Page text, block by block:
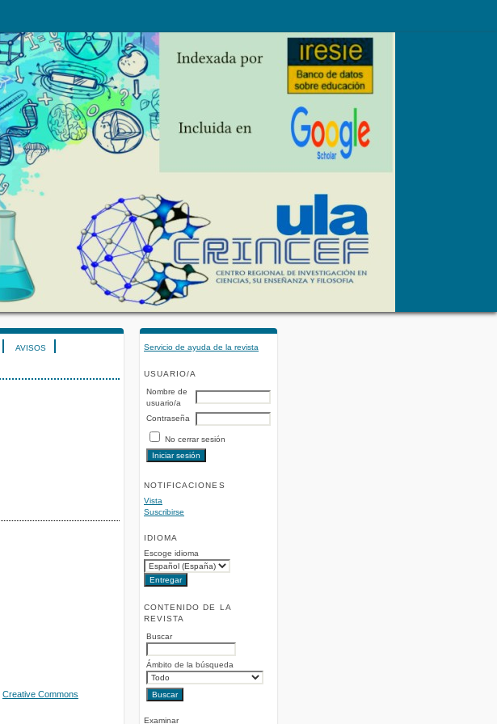
Servicio de ayuda de la revista
USUARIO/A
Nombre de
usuario/a
Contraseña
No cerrar sesión
NOTIFICACIONES
Vista
Suscribirse
IDIOMA
Escoge idioma
CONTENIDO DE LA
REVISTA
Buscar
Ámbito de la búsqueda
Examinar
AVISOS
Creative Commons